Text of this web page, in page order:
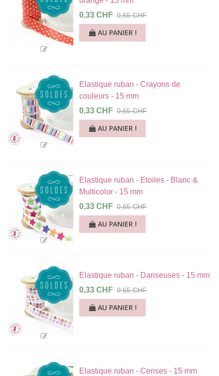
0,33 CHF 0,65 CHF
AU PANIER !
Elastique ruban - Crayons de
couleurs - 15 mm
0,33 CHF 0,65 CHF
AU PANIER !
Elastique ruban - Etoiles - Blanc &
Multicolor - 15 mm
0,33 CHF 0,65 CHF
AU PANIER !
Elastique ruban - Danseuses - 15 mm
0,33 CHF 0,65 CHF
AU PANIER !
Elastique ruban - Cerises - 15 mm